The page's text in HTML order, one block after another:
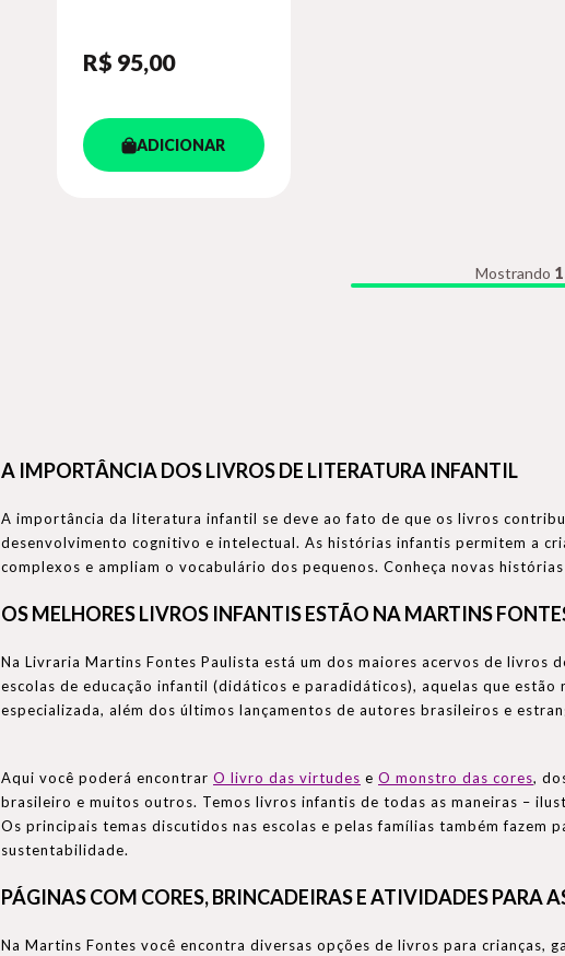
R$ 95,00
ADICIONAR
Mostrando
A IMPORTÂNCIA DOS LIVROS DE LITERATURA INFANTIL
A importância da literatura infantil se deve ao fato de que os livros
desenvolvimento cognitivo e intelectual. As histórias infantis permitem a
complexos e ampliam o vocabulário dos pequenos. Conheça novas
OS MELHORES LIVROS INFANTIS ESTÃO NA MARTINS
Na Livraria Martins Fontes Paulista está um dos maiores acervos de
escolas de educação infantil (didáticos e paradidáticos), aquelas que
especializada, além dos últimos lançamentos de autores brasileiros e
Aqui você poderá encontrar O livro das virtudes e O monstro das cores,
brasileiro e muitos outros. Temos livros infantis de todas as maneiras –
Os principais temas discutidos nas escolas e pelas famílias também
sustentabilidade.
PÁGINAS COM CORES, BRINCADEIRAS E ATIVIDADES PARA
Na Martins Fontes você encontra diversas opções de livros para